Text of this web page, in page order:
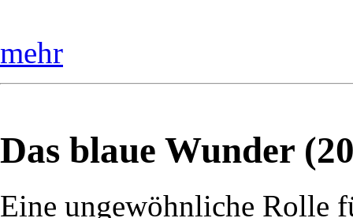
mehr
Das blaue Wunder
Eine ungewöhnliche Rolle